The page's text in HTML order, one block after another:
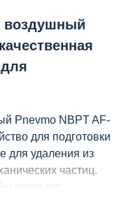
воздушный
Pnevmo NBPT AF-
для подготовки
для удаления из
частиц.